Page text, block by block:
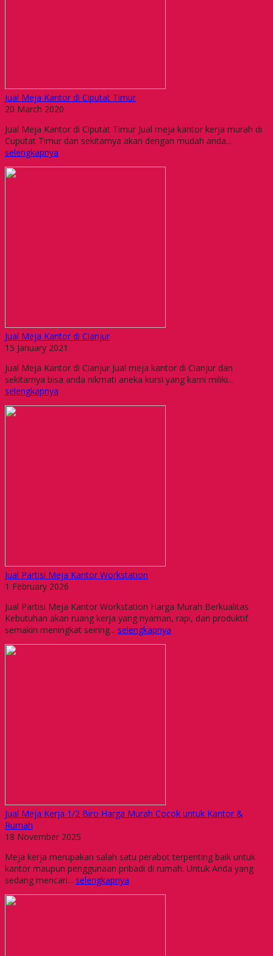
Jual Meja Kantor di Ciputat Timur
20 March 2020
Jual Meja Kantor di Ciputat Timur Jual meja kantor kerja murah di
Cuputat Timur dan sekitarnya akan dengan mudah anda...
selengkapnya
Jual Meja Kantor di Cianjur
15 January 2021
Jual Meja Kantor di Cianjur Jual meja kantor di Cianjur dan
sekitarnya bisa anda nikmati aneka kursi yang kami miliki...
selengkapnya
Jual Partisi Meja Kantor Workstation
1 February 2026
Jual Partisi Meja Kantor Workstation Harga Murah Berkualitas
Kebutuhan akan ruang kerja yang nyaman, rapi, dan produktif
semakin meningkat seiring... selengkapnya
Jual Meja Kerja 1/2 Biro Harga Murah Cocok untuk Kantor &
Rumah
18 November 2025
Meja kerja merupakan salah satu perabot terpenting baik untuk
kantor maupun penggunaan pribadi di rumah. Untuk Anda yang
sedang mencari... selengkapnya